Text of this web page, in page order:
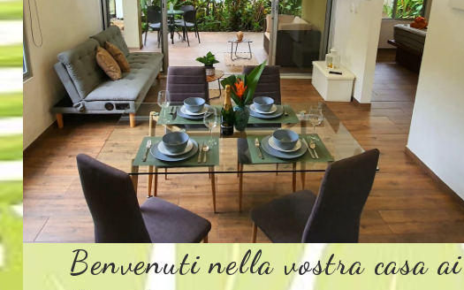
Benvenuti nella vostra casa ai